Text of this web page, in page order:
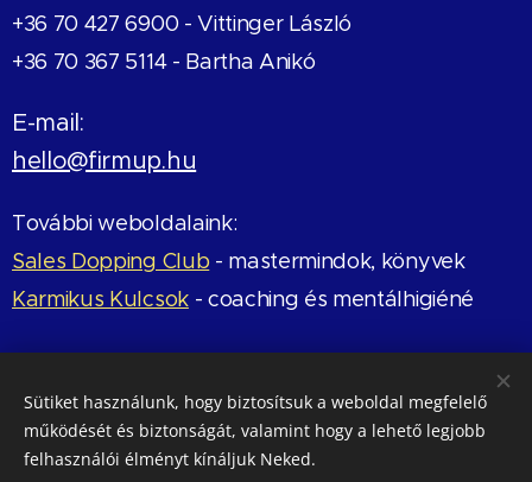
+36 70 427 6900 -Vittinger László
+36 70 367 5114 - Bartha Anikó
E-mail:
hello@firmup.hu
További weboldalaink:
Sales Dopping Club - mastermindok, könyvek
Karmikus Kulcsok- coaching és mentálhigiéné
Sütiket használunk, hogy biztosítsuk a weboldal megfelelő
működését és biztonságát, valamint hogy a lehető legjobb
felhasználói élményt kínáljuk Neked.